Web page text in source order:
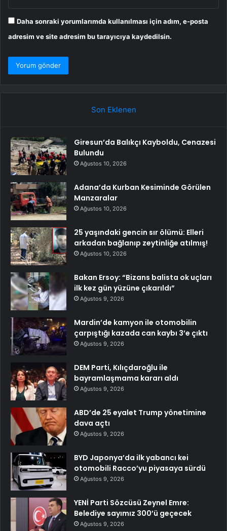
Daha sonraki yorumlarımda kullanılması için adım, e-posta
adresim ve site adresim bu tarayıcıya kaydedilsin.
Son Eklenen
Giresun’da Balıkçı Kayboldu, Cenazesi
Bulundu
Ağustos 10, 2026
Adana’da Kurban Kesiminde Görülen
Manzaralar
Ağustos 10, 2026
25 yaşındaki gencin sır ölümü: Elleri
arkadan bağlanıp zeytinliğe atılmış!
Ağustos 10, 2026
Bakan Ersoy: “Bizans balista ok uçları
ilk kez gün yüzüne çıkarıldı”
Ağustos 9, 2026
Mardin’de kamyon ile otomobilin
çarpıştığı kazada can kaybı 3’e çıktı
Ağustos 9, 2026
DEM Parti, Kılıçdaroğlu ile
bayramlaşmama kararı aldı
Ağustos 9, 2026
ABD’de 25 eyalet Trump yönetimine
dava açtı
Ağustos 9, 2026
BYD Japonya’da ilk yabancı kei
otomobili Racco’yu piyasaya sürdü
Ağustos 9, 2026
YENİ Parti Sözcüsü Zeynel Emre:
Belediye sayımız 300’ü geçecek
Ağustos 9, 2026